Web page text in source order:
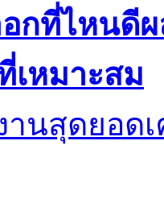
กที่ไหนดี
เหมาะสม
นสุดยอด